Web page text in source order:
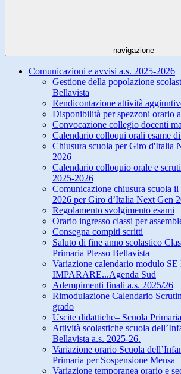
navigazione
Comunicazioni e avvisi a.s. 2025-2026
Gestione della popolazione
Bellavista
Rendicontazione attività
Disponibilità per spezzoni orario
Convocazione collegio docenti
Calendario colloqui orali esame
Chiusura scuola per Giro d'Italia
2026
Calendario colloquio orale e
2025-2026
Comunicazione chiusura scuola
2026 per Giro d’Italia Next Gen
Regolamento svolgimento esami
Orario ingresso classi per
Consegna compiti scritti
Saluto di fine anno scolastico
Primaria Plesso Bellavista
Variazione calendario modulo
IMPARARE...Agenda Sud
Adempimenti finali a.s. 2025/26
Rimodulazione Calendario
grado
Uscite didattiche– Scuola
Attività scolastiche scuola
Bellavista a.s. 2025-26.
Variazione orario Scuola
Primaria per Sospensione Mensa
Variazione temporanea orario e